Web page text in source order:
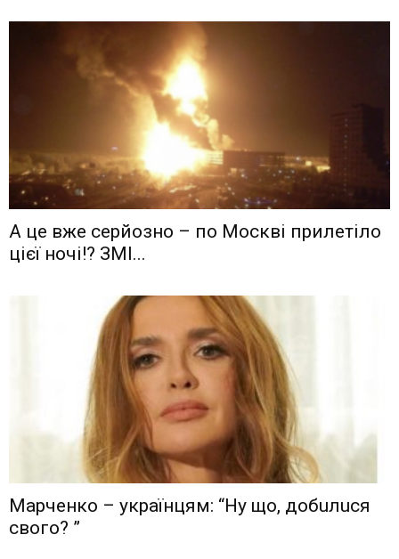
А це вже серйозно – по Москві прилетіло
цієї ночі!? ЗМІ...
Мaрчeнкo – yкрaїнцям: “Ну що, дoбuлuся
свого? ”